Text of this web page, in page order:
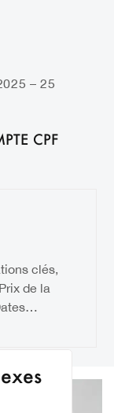
– 25
CPF
clés,
de la